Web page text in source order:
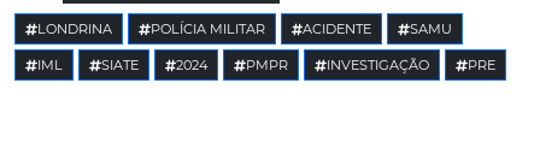
LONDRINA POLÍCIA MILITAR ACIDENTE SAMU
IML SIATE 2024 PMPR INVESTIGAÇÃO PRE